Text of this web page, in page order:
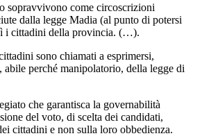
sopravvivono come circoscrizioni
dalla legge Madia (al punto di potersi
i cittadini della provincia. (…).
sono chiamati a esprimersi,
perché manipolatorio, della legge di
che garantisca la governabilità
del voto, di scelta dei candidati,
cittadini e non sulla loro obbedienza.